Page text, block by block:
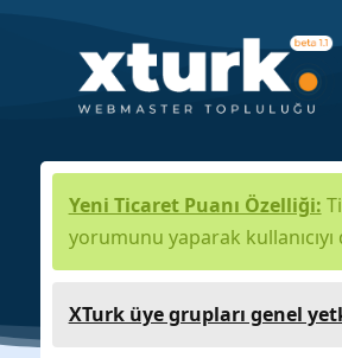
Yeni Ticaret Puanı Özelliği:
yorumunu yaparak
XTurk üye grupları genel